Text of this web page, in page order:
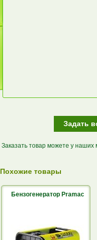
Задать
Заказать товар можете у
Похожие товары
Бензогенератор Pramac